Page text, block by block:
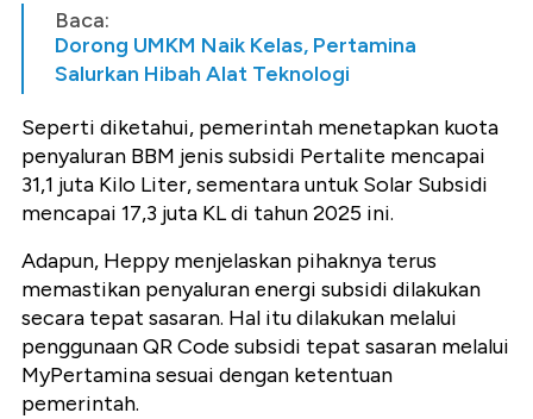
Baca:
Dorong UMKM Naik Kelas, Pertamina
Salurkan Hibah Alat Teknologi
Seperti diketahui, pemerintah menetapkan kuota
penyaluran BBM jenis subsidi Pertalite mencapai
31,1 juta Kilo Liter, sementara untuk Solar Subsidi
mencapai 17,3 juta KL di tahun 2025 ini.
Adapun, Heppy menjelaskan pihaknya terus
memastikan penyaluran energi subsidi dilakukan
secara tepat sasaran. Hal itu dilakukan melalui
penggunaan QR Code subsidi tepat sasaran melalui
MyPertamina sesuai dengan ketentuan
pemerintah.